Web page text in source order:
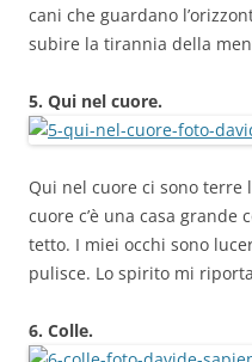
cani che guardano
subire la tirannia della
5. Qui nel cuore.
Qui nel cuore ci sono
cuore c’è una casa grande
tetto. I miei occhi sono
pulisce. Lo spirito mi
6. Colle.